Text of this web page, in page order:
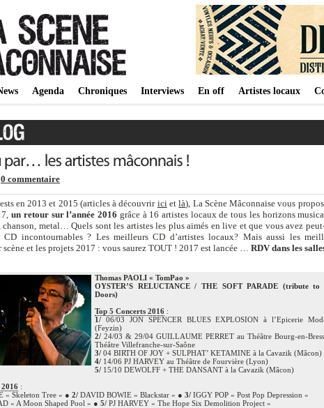
Agenda Chroniques Interviews En off Artistes locaux
0 commentaire
en 2013 et 2015 (articles à découvriricietlà), La Scène Mâconnaise vous
un retour sur l’année 2016 grâce à 16 artistes locaux de tous les horizons
chanson, metal… Quels sont les artistes les plus aimés en live et que vous avez
incontournables ? Les meilleurs CD d’artistes locaux? Mais aussi les
scène et les projets 2017 : vous saurez TOUT ! 2017 est lancée … RDV dans les
Thomas PAOLI « TomPao »
OYSTER’S RELUCTANCE / THE SOFT PARADE (tribute to
Doors)
Top 5 Concerts 2016 :
1/ 06/03 JON SPENCER BLUES EXPLOSION à l’Epicerie
(Feyzin)
2/ 24/03 & 29/04 GUILLAUME PERRET au Théâtre Bourg-en-
Théâtre Villefranche-sur-Saône
3/ 04 BIRTH OF JOY + SULPHAT’ KETAMINE à la Cavazik (Mâcon)
4/ 14/06 PJ HARVEY au Théâtre de Fourvière (Lyon)
5/ 15/10 DEWOLFF + THE DANSANT à la Cavazik (Mâcon)
2016 :
« Skeleton Tree » ● 2/ DAVID BOWIE « Blackstar » ● 3/ IGGY POP « Post Pop Depression »
« A Moon Shaped Pool » ● 5/ PJ HARVEY « The Hope Six Demolition Project »